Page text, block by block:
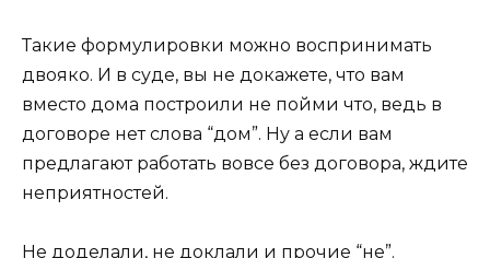
Такие формулировки можно воспринимать
двояко. И в суде, вы не докажете, что вам
вместо дома построили не пойми что, ведь в
договоре нет слова “дом”. Ну а если вам
предлагают работать вовсе без договора, ждите
неприятностей.
Не доделали, не доклали и прочие “не”.